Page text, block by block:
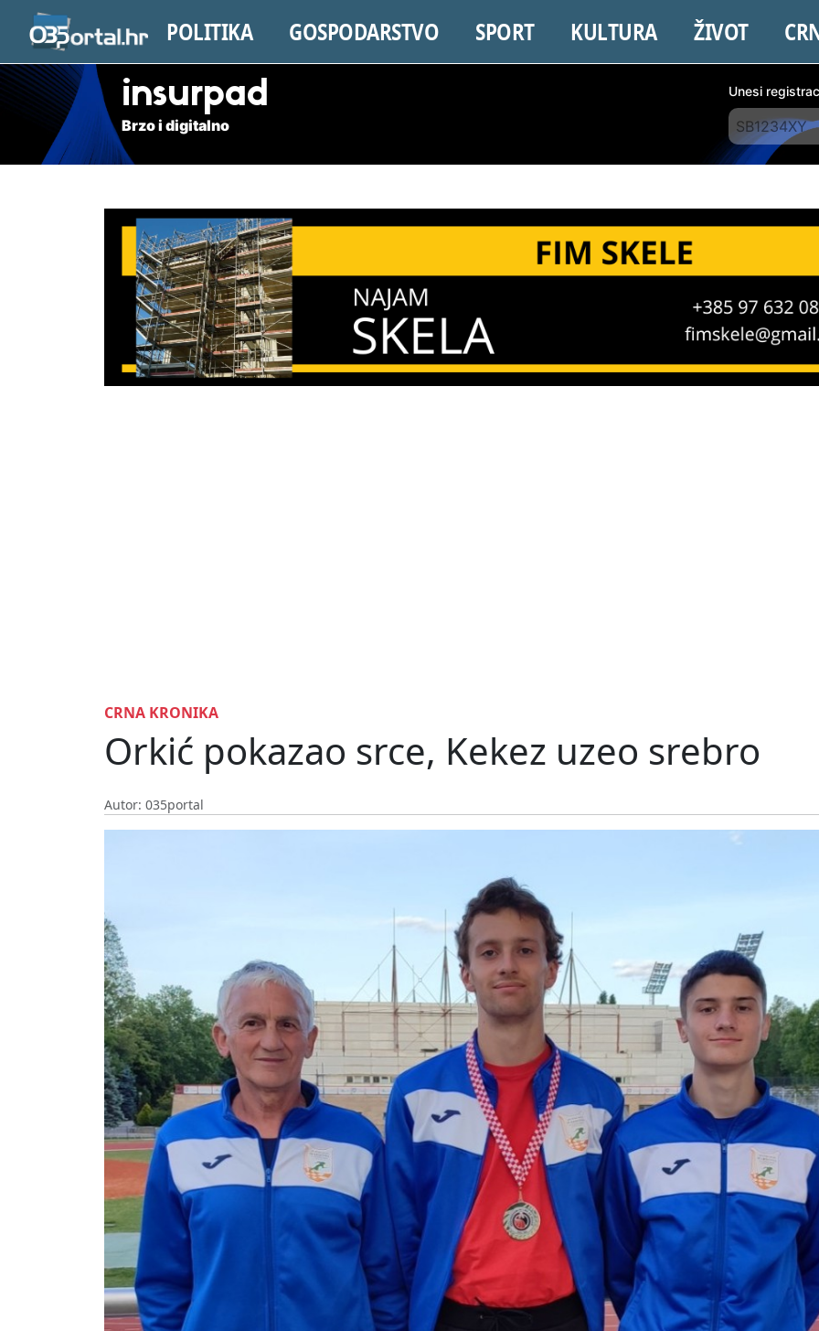
POLITIKA GOSPODARSTVO SPORT KULTURA ŽIVOT
insurpad
Brzo i digitalno
Unesi
CRNA KRONIKA
Orkić pokazao srce, Kekez uzeo srebro
Autor: 035portal